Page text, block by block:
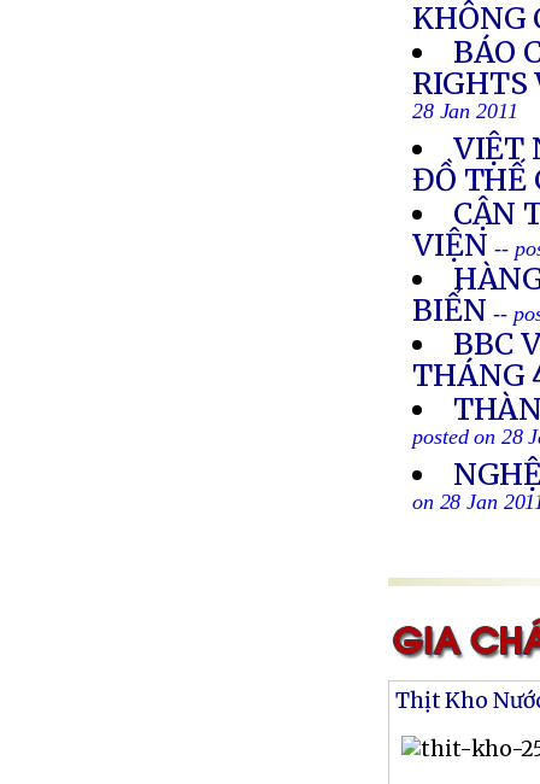
KHÔNG
BÁO
RIGHTS
28 Jan 2011
VIỆT
ĐỒ THẾ
CẬN
VIỆN--
BIỂN --
BBC
THÁNG
posted on 28
on 28 Jan
Thịt Kho